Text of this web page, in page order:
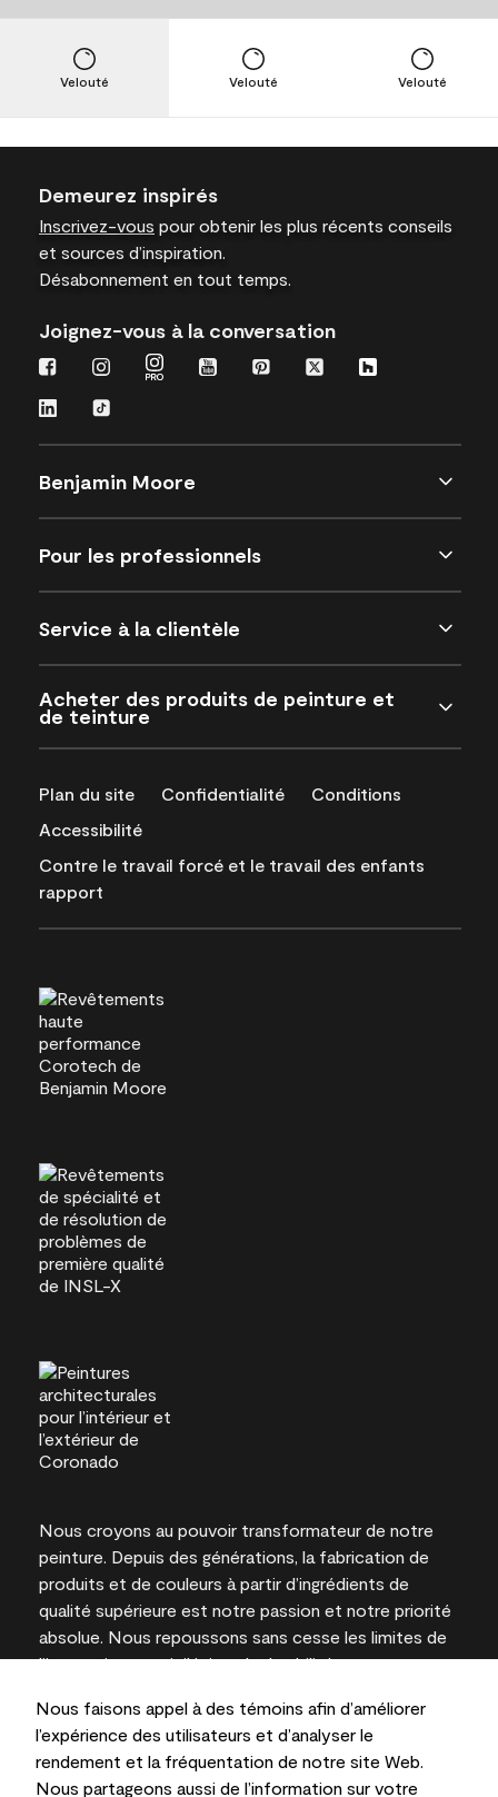
Nous faisons appel à des témoins afin d’améliorer
l’expérience des utilisateurs et d’analyser le
rendement et la fréquentation de notre site Web.
Nous partageons aussi de l’information sur votre
Velouté Velouté Velouté
Demeurez inspirés
Inscrivez-vous pour obtenir les plus récents conseils
et sources d’inspiration.
Désabonnement en tout temps.
Joignez-vous à la conversation
Benjamin Moore
Pour les professionnels
Service à la clientèle
Acheter des produits de peinture et
de teinture
Plan du site Confidentialité
Conditions
Accessibilité
Contre le travail forcé et le travail des enfants
rapport
Nous croyons au pouvoir transformateur de notre
peinture. Depuis des générations, la fabrication de
produits et de couleurs à partir d’ingrédients de
qualité supérieure est notre passion et notre priorité
absolue. Nous repoussons sans cesse les limites de
l’innovation et privilégions la durabilité pour
l’expertise locale.